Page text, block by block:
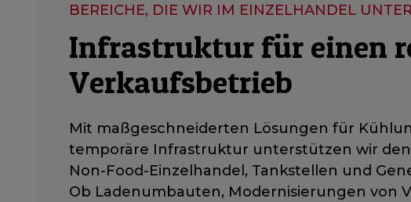
BEREICHE, DIE WIR IM EINZELHANDEL
Infrastruktur für einen
Verkaufsbetrieb
Mit maßgeschneiderten Lösungen für
temporäre Infrastruktur unterstützen wir
Non-Food-Einzelhandel, Tankstellen und
Ob Ladenumbauten, Modernisierungen von